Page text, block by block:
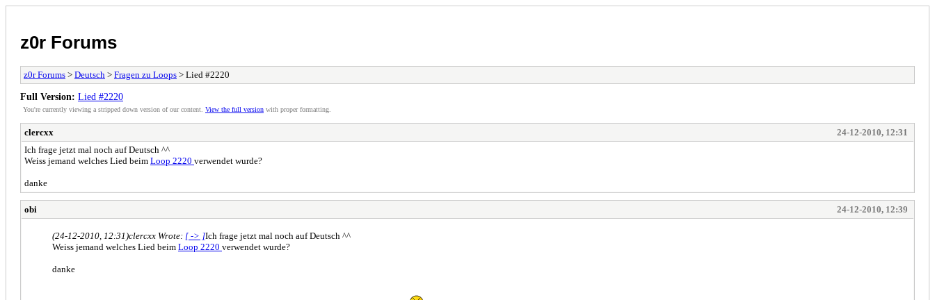
z0r Forums
z0r Forums > Deutsch > Fragen zu Loops > Lied #2220
Full Version: Lied #2220
You're currently viewing a stripped down version of our content. View the full version with proper formatting.
clercxx
24-12-2010, 12:31
Ich frage jetzt mal noch auf Deutsch ^^
Weiss jemand welches Lied beim Loop 2220 verwendet wurde?
danke
obi 24-12-2010, 12:39
(24-12-2010, 12:31)clercxx Wrote: [ -> ]Ich frage jetzt mal noch auf Deutsch ^^
Weiss jemand welches Lied beim Loop 2220 verwendet wurde?
danke